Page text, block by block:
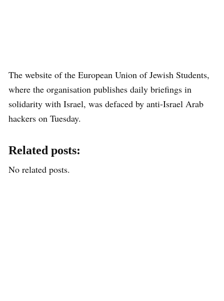
The website of the European Union of Jewish Students,
where the organisation publishes daily briefings in
solidarity with Israel, was defaced by anti-Israel Arab
hackers on Tuesday.
Related posts:
No related posts.